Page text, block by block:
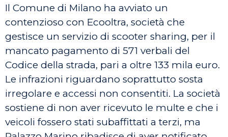
Il Comune di Milano ha avviato un
contenzioso con Ecooltra, società che
gestisce un servizio di scooter sharing, per il
mancato pagamento di 571 verbali del
Codice della strada, pari a oltre 133 mila euro.
Le infrazioni riguardano soprattutto sosta
irregolare e accessi non consentiti. La società
sostiene di non aver ricevuto le multe e che i
veicoli fossero stati subaffittati a terzi, ma